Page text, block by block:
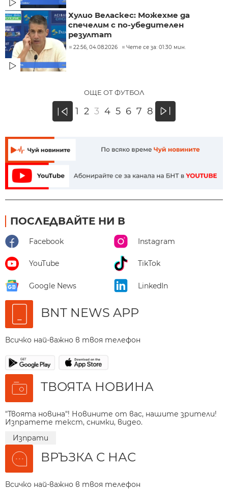
Хулио Веласкес: Можехме да
спечелим с по-убедителен
резултат
22:56, 04.08.2026 Чете се за: 01:30 мин.
ОЩЕ ОТ ФУТБОЛ
« 1 2 3 4 5 6 7 8 »
ПОСЛЕДВАЙТЕ НИ В
Facebook Instagram
YouTube TikTok
Google News LinkedIn
BNT NEWS APP
Всичко най-важно в твоя телефон
ТВОЯТА НОВИНА
"Твоята новина"! Новините от вас, нашите зрители!
Изпратете текст, снимки, видео.
Изпрати
ВРЪЗКА С НАС
Всичко най-важно в твоя телефон